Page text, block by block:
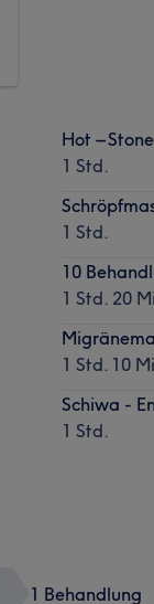
Hot –
1 Std.
1 Std.
10
1 Std. 20
1 Std. 10
Schiwa -
1 Std.
1 Behandlung